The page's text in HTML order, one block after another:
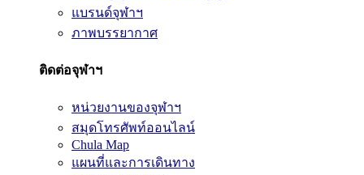
แบรนด์จุฬาฯ
ภาพบรรยากาศ
ติดต่อจุฬาฯ
หน่วยงานของจุฬาฯ
สมุดโทรศัพท์ออนไลน์
Chula Map
แผนที่และการเดินทาง